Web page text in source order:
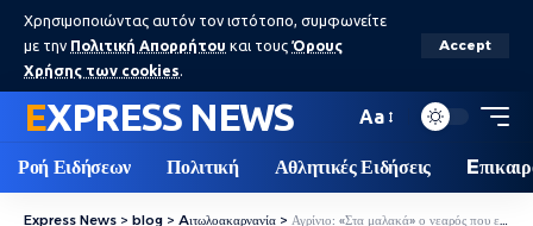
Χρησιμοποιώντας αυτόν τον ιστότοπο, συμφωνείτε
με την Πολιτική Απορρήτου και τους Όρους
Χρήσης των cookies.
Accept
EXPRESS NEWS Aa
Ροή Ειδήσεων Πολιτική Αθλητικές Ειδήσεις
Express News > blog > Aιτωλοακαρνανία > Αγρίνιο: «Στα μαλακά» ο νεαρός που είχε τραυματίσει με φωτοβολίδα 19χρονη το 2018